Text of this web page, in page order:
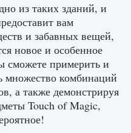
из таких зданий, и
вам
и забавных вещей,
новое и особенное
сможете примерить и
множество комбинаций
а также демонстрируя
Touch of Magic,